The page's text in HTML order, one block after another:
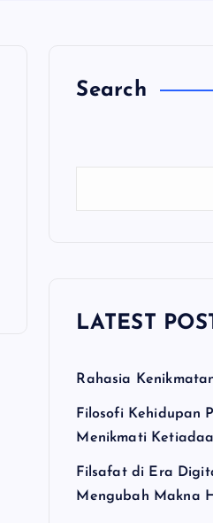
Search
C
LATEST
Rahasia
Filosofi Kehidupan
Menikmati
Filsafat di Era
Mengubah Makna